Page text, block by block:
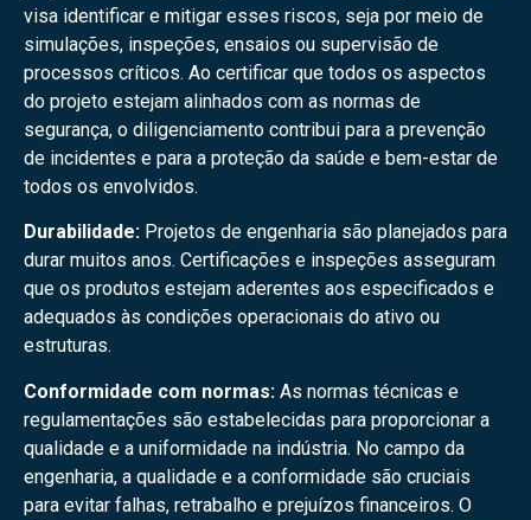
visa identificar e mitigar esses riscos, seja por meio de
simulações, inspeções, ensaios ou supervisão de
processos críticos. Ao certificar que todos os aspectos
do projeto estejam alinhados com as normas de
segurança, o diligenciamento contribui para a prevenção
de incidentes e para a proteção da saúde e bem-estar de
todos os envolvidos.
Durabilidade: Projetos de engenharia são planejados para
durar muitos anos. Certificações e inspeções asseguram
que os produtos estejam aderentes aos especificados e
adequados às condições operacionais do ativo ou
estruturas.
Conformidade com normas: As normas técnicas e
regulamentações são estabelecidas para proporcionar a
qualidade e a uniformidade na indústria. No campo da
engenharia, a qualidade e a conformidade são cruciais
para evitar falhas, retrabalho e prejuízos financeiros. O